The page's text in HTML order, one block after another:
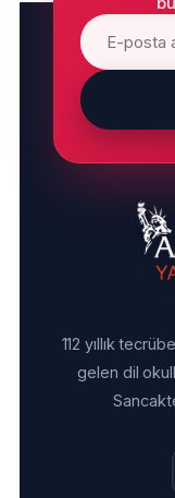
112 yıllık
gelen dil